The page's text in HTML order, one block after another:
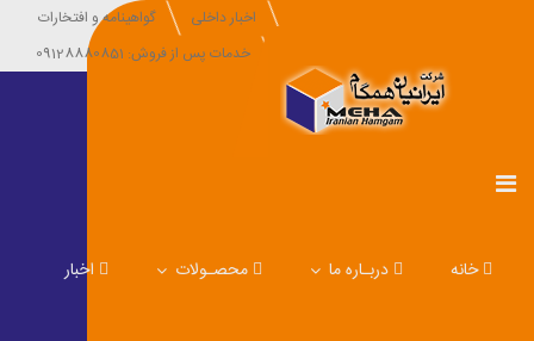
اخبار داخلی
گواهینامه و افتخارات
خدمات پس از فروش: 09128880851
خانه دربـاره ما محصـولات اخبار